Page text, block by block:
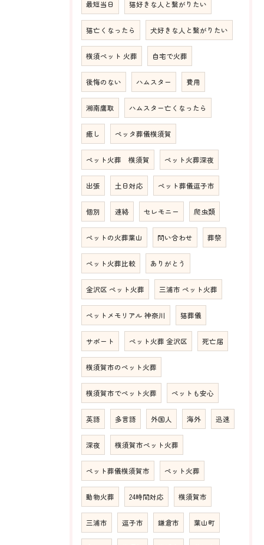
最短当日 猫好きな人と繋がりたい
猫亡くなったら 犬好きな人と繋がりたい
横須ペット 火葬 自宅で火葬
後悔のない ハムスター 費用
湘南鷹取 ハムスター亡くなったら
癒し ペッタ葬儀横須賀
ペット火葬 横須賀 ペット火葬深夜
出張 土日対応 ペット葬儀逗子市
個別 連絡 セレモニー 爬虫類
ペットの火葬葉山 問い合わせ 葬祭
ペット火葬比較 ありがとう
金沢区 ペット火葬 三浦市 ペット火葬
ペットメモリアル 神奈川 猫葬儀
サポート ペット火葬 金沢区 死亡届
横須賀市のペット火葬
横須賀市でペット火葬 ペットも安心
英語 多言語 外国人 海外 迅速
深夜 横須賀市ペット火葬
ペット葬儀横須賀市 ペット火葬
動物火葬 24時間対応 横須賀市
三浦市 逗子市 鎌倉市 葉山町